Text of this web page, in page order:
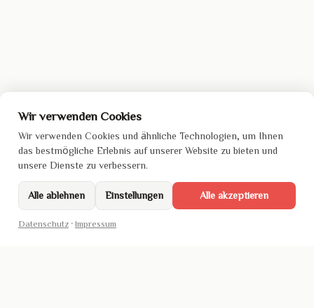
Wir verwenden Cookies
Wir verwenden Cookies und ähnliche Technologien, um Ihnen
das bestmögliche Erlebnis auf unserer Website zu bieten und
unsere Dienste zu verbessern.
Alle ablehnen Einstellungen Alle akzeptieren
Datenschutz· Impressum